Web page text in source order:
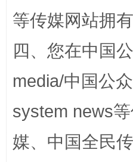
国家大学科技园优化
等传媒网站拥
四、您在中国
media/中国公
system news
媒、中国全民